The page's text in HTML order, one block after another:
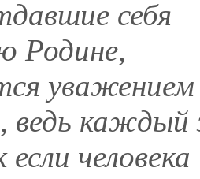
себя
Родине,
ведь каждый
если человека